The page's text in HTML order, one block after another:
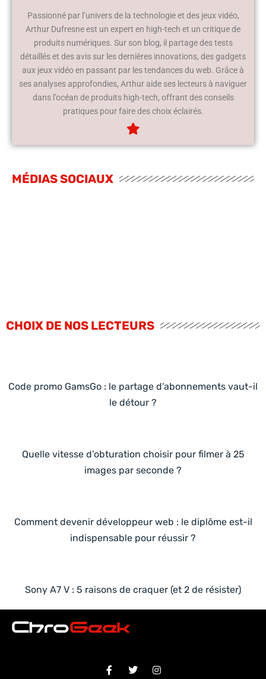
Passionné par l’univers de la technologie et des jeux vidéo,
Arthur Dufresne est un expert en high-tech et un critique de
produits numériques. Sur son blog, il partage des tests
détaillés et des avis sur les dernières innovations, des gadgets
aux jeux vidéo en passant par les tendances du web. Grâce à
ses analyses approfondies, Arthur aide ses lecteurs à naviguer
dans l’océan de produits high-tech, offrant des conseils
pratiques pour faire des choix éclairés.
MÉDIAS SOCIAUX
CHOIX DE NOS LECTEURS
Code promo GamsGo : le partage d’abonnements vaut-il
le détour ?
Quelle vitesse d’obturation choisir pour filmer à 25
images par seconde ?
Comment devenir développeur web : le diplôme est-il
indispensable pour réussir ?
Sony A7 V : 5 raisons de craquer (et 2 de résister)